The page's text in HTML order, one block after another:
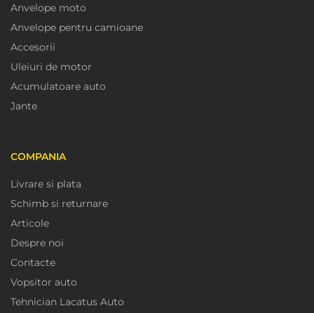
Anvelope moto
Anvelope pentru camioane
Accesorii
Uleiuri de motor
Acumulatoare auto
Jante
COMPANIA
Livrare si plata
Schimb si returnare
Articole
Despre noi
Contacte
Vopsitor auto
Tehnician Lacatus Auto